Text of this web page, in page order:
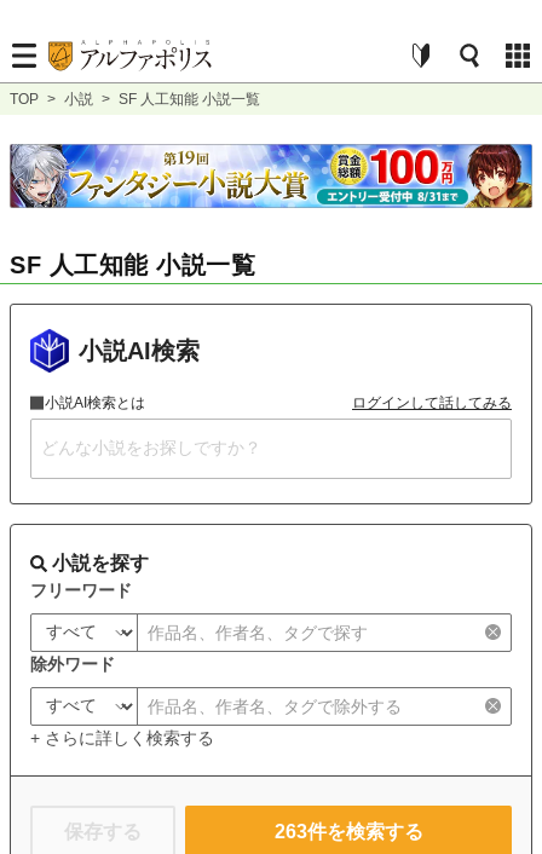
TOP > 小説 > SF 人工知能 小説一覧
SF 人工知能 小説一覧
小説AI検索
小説AI検索とは ログインして話してみる
小説を探す
フリーワード
除外ワード
+ さらに詳しく検索する
保存する 263件を検索する